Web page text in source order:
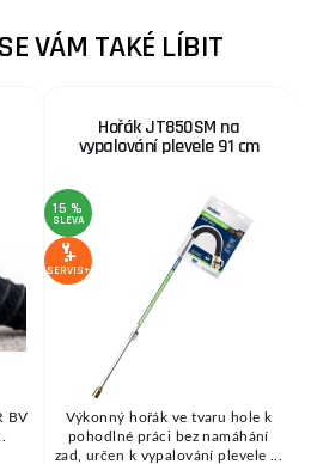
VÁM TAKÉ LÍBIT
BV
Hořák JT850SM na
vypalování plevele 91 cm
15 %
SLEVA
SERVIS+
Výkonný hořák ve tvaru hole k
pohodlné práci bez namáhání
zad, určen k vypalování plevele ...